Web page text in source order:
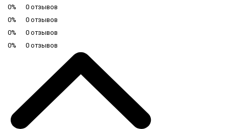
0%
0 отзывов
0%
0 отзывов
0%
0 отзывов
0%
0 отзывов